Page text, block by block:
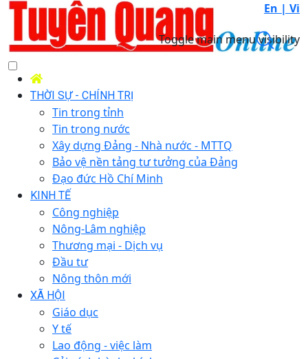
En | Vi
Toggle main menu visibility
THỜI SỰ - CHÍNH TRỊ
Tin trong tỉnh
Tin trong nước
Xây dựng Đảng - Nhà nước - MTTQ
Bảo vệ nền tảng tư tưởng của Đảng
Đạo đức Hồ Chí Minh
KINH TẾ
Công nghiệp
Nông-Lâm nghiệp
Thương mại - Dịch vụ
Đầu tư
Nông thôn mới
XÃ HỘI
Giáo dục
Y tế
Lao động - việc làm